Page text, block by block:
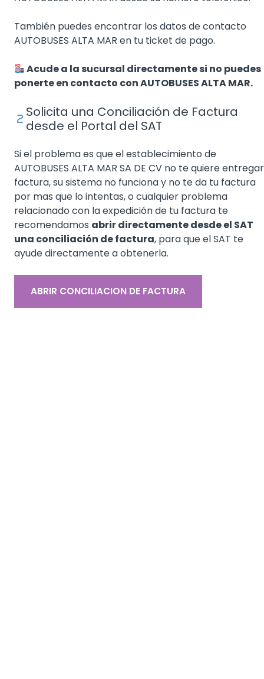
También puedes encontrar los datos de contacto
AUTOBUSES ALTA MAR en tu ticket de pago.
Acude a la sucursal directamente si no puedes
ponerte en contacto con AUTOBUSES ALTA MAR.
Solicita una Conciliación de Factura
desde el Portal del SAT
Si el problema es que el establecimiento de
AUTOBUSES ALTA MAR SA DE CV no te quiere entregar
factura, su sistema no funciona y no te da tu factura
por mas que lo intentas, o cualquier problema
relacionado con la expedición de tu factura te
recomendamos abrir directamente desde el SAT
una conciliación de factura, para que el SAT te
ayude directamente a obtenerla.
ABRIR CONCILIACION DE FACTURA